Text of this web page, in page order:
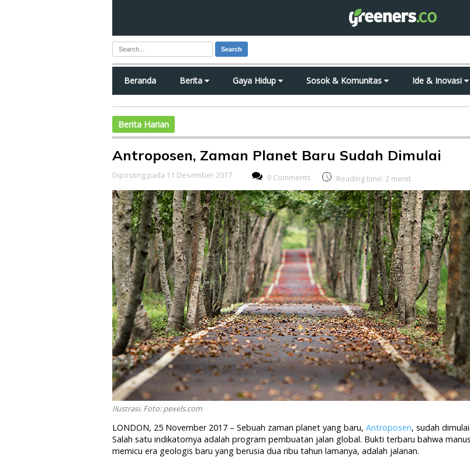
Search
Beranda Berita Gaya Hidup Sosok & Komunitas Ide & Inovasi
Berita Harian
Antroposen, Zaman Planet Baru Sudah Dimulai
Diposting pada 11 Desember 2017 0 Comments Reading time: 2 menit
Ilustrasi. Foto: pexels.com
LONDON, 25 November 2017 – Sebuah zaman planet yang baru, Antroposen, sudah dimulai.
Salah satu indikatornya adalah program pembuatan jalan global. Bukti terbaru bahwa
memicu era geologis baru yang berusia dua ribu tahun lamanya, adalah jalanan.